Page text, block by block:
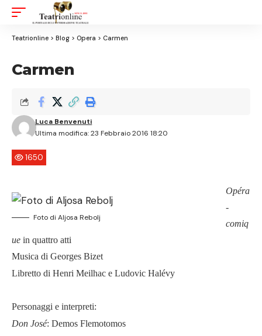
Teatrionline > Blog > Opera > Carmen
Carmen
Ultima modifica: 23 Febbraio 2016 18:20
Luca Benvenuti
1650
Foto di Aljosa Rebolj
Opéra
-
comiq
ue in quattro atti
Musica di Georges Bizet
Libretto di Henri Meilhac e Ludovic Halévy
Personaggi e interpreti:
Don José: Demos Flemotomos